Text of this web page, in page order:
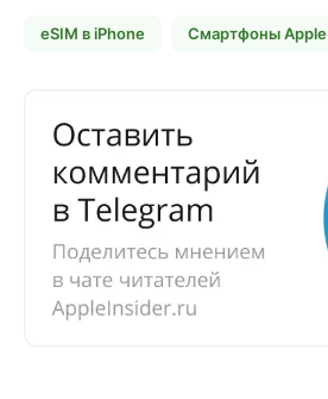
eSIM в iPhone Смартфоны Apple